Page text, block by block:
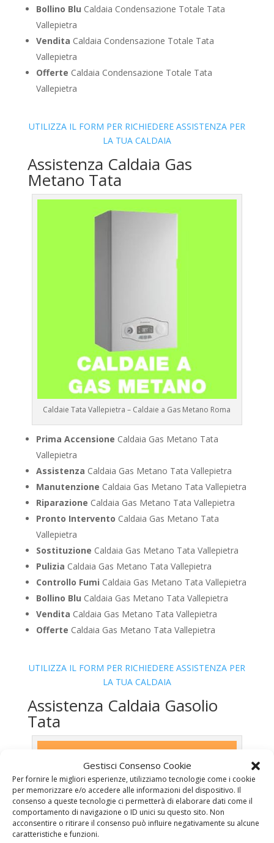
Gestisci Consenso Cookie
Per fornire le migliori esperienze, utilizziamo tecnologie come i cookie
per memorizzare e/o accedere alle informazioni del dispositivo. Il
consenso a queste tecnologie ci permetterà di elaborare dati come il
comportamento di navigazione o ID unici su questo sito. Non
acconsentire o ritirare il consenso può influire negativamente su alcune
caratteristiche e funzioni.
Bollino Blu Caldaia Condensazione Totale Tata
Vallepietra
Vendita Caldaia Condensazione Totale Tata
Vallepietra
Offerte Caldaia Condensazione Totale Tata
Vallepietra
UTILIZZA IL FORM PER RICHIEDERE ASSISTENZA PER
LA TUA CALDAIA
Assistenza Caldaia Gas
Metano Tata
Caldaie Tata Vallepietra – Caldaie a Gas Metano Roma
Prima Accensione Caldaia Gas Metano Tata
Vallepietra
Assistenza Caldaia Gas Metano Tata Vallepietra
Manutenzione Caldaia Gas Metano Tata Vallepietra
Riparazione Caldaia Gas Metano Tata Vallepietra
Pronto Intervento Caldaia Gas Metano Tata
Vallepietra
Sostituzione Caldaia Gas Metano Tata Vallepietra
Pulizia Caldaia Gas Metano Tata Vallepietra
Controllo Fumi Caldaia Gas Metano Tata Vallepietra
Bollino Blu Caldaia Gas Metano Tata Vallepietra
Vendita Caldaia Gas Metano Tata Vallepietra
Offerte Caldaia Gas Metano Tata Vallepietra
UTILIZZA IL FORM PER RICHIEDERE ASSISTENZA PER
LA TUA CALDAIA
Assistenza Caldaia Gasolio
Tata